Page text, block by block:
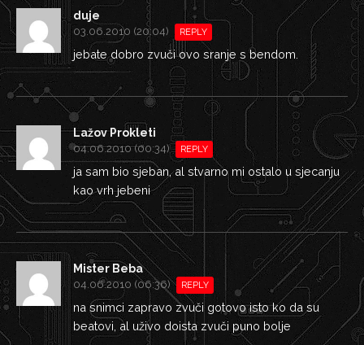
duje
03.06.2010 (20:04) REPLY
jebate dobro zvuči ovo sranje s bendom.
Lažov Prokleti
04.06.2010 (00:34) REPLY
ja sam bio sjeban, al stvarno mi ostalo u sjecanju
kao vrh jebeni
Mister Beba
04.06.2010 (06:36) REPLY
na snimci zapravo zvuči gotovo isto ko da su
beatovi, al uživo doista zvuči puno bolje